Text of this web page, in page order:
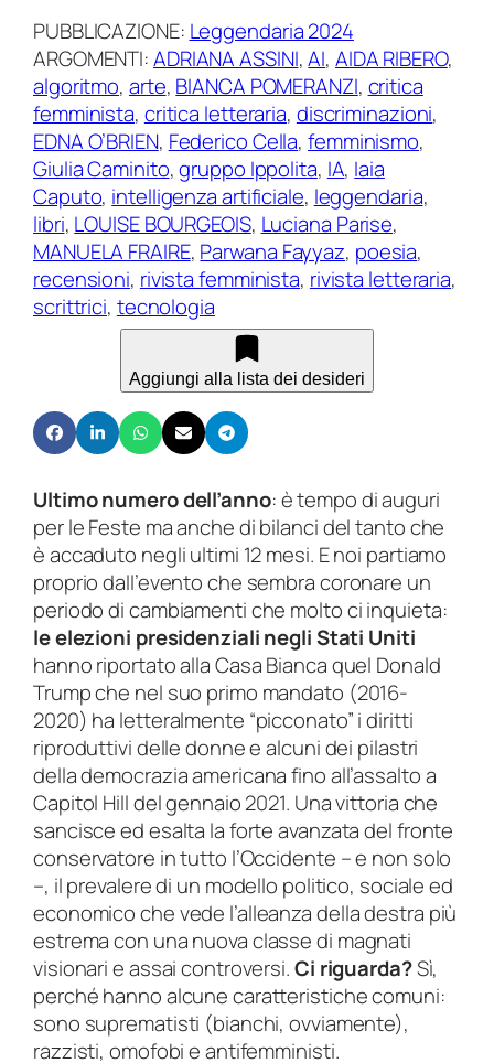
r
e
z
z
o
:
d
a
€
5
,
0
a
€
1
,
0
0
e
n
d
a
r
i
a
1
6
8
|
o
b
e
–
n
o
v
e
m
b
r
e
2
0
2
4
q
u
a
n
t
i
t
PUBBLICAZIONE: Leggendaria 2024
ARGOMENTI:ADRIANA ASSINI, AI, AIDA RIBERO
algoritmo, arte, BIANCA POMERANZI, critica
femminista, critica letteraria, discriminazioni
EDNA O’BRIEN, Federico Cella, femminismo
Giulia Caminito, gruppo Ippolita, IA, Iaia
Caputo, intelligenza artificiale, leggendaria
libri, LOUISE BOURGEOIS, Luciana Parise
MANUELA FRAIRE, Parwana Fayyaz, poesia
recensioni, rivista femminista, rivista letteraria
scrittrici, tecnologia
Aggiungi alla lista dei desideri
Ultimo numero dell’anno: è tempo di auguri
per le Feste ma anche di bilanci del tanto che
è accaduto negli ultimi 12 mesi. E noi partiamo
proprio dall’evento che sembra coronare un
periodo di cambiamenti che molto ci inquieta:
le elezioni presidenziali negli Stati Uniti
hanno riportato alla Casa Bianca quel Donald
Trump che nel suo primo mandato (2016-
2020) ha letteralmente “picconato” i diritti
riproduttivi delle donne e alcuni dei pilastri
della democrazia americana fino all’assalto a
Capitol Hill del gennaio 2021. Una vittoria che
sancisce ed esalta la forte avanzata del fronte
conservatore in tutto l’Occidente – e non solo
–, il prevalere di un modello politico, sociale ed
economico che vede l’alleanza della destra più
estrema con una nuova classe di magnati
visionari e assai controversi.Ci riguarda?Sì,
perché hanno alcune caratteristiche comuni:
sono suprematisti (bianchi, ovviamente),
razzisti, omofobi e antifemministi.